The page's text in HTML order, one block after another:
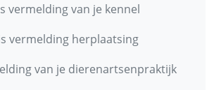
vermelding van je kennel
vermelding herplaatsing
van je dierenartsenpraktijk